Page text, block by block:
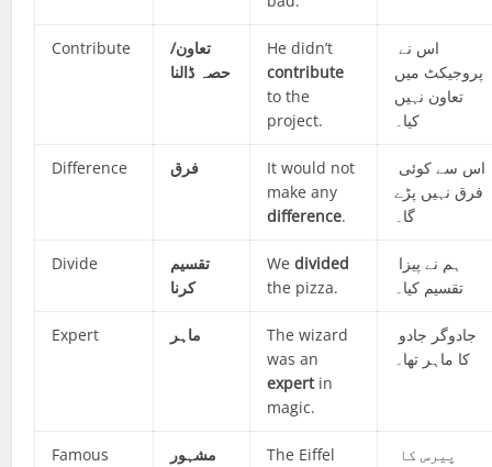
Contribute
تعاون/
حصہ ڈالنا
He didn’t
contribute
to the
project.
اس نے
پروجیکٹ میں
تعاون نہیں
کیا۔
Difference فرق
It would not
make any
difference.
فرق نہیں پڑے
گا۔
Divide
تقسیم
کرنا
Wedivided
the pizza.
تقسیم کیا۔
Expert ماہر
The wizard
was an
expertin
magic.
کا ماہر تھا۔
Famous مشہور
The Eiffel